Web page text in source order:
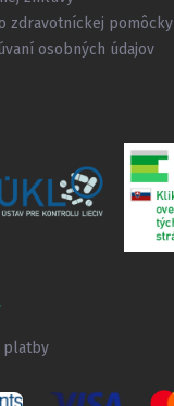
zdravotníckej pomôcky
osobných údajov
platby